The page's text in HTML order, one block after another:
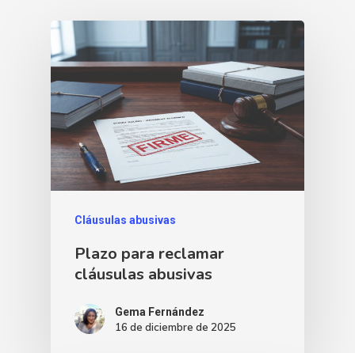
Cláusulas abusivas
Plazo para reclamar
cláusulas abusivas
Gema Fernández
16 de diciembre de 2025